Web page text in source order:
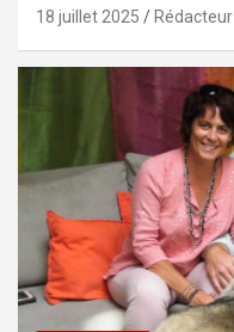
18 juillet 2025 Rédacteur